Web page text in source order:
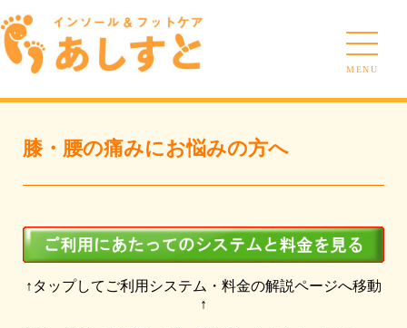
MENU
膝・腰の痛みにお悩みの方へ
↑タップしてご利用システム・料金の解説ページへ移動
↑